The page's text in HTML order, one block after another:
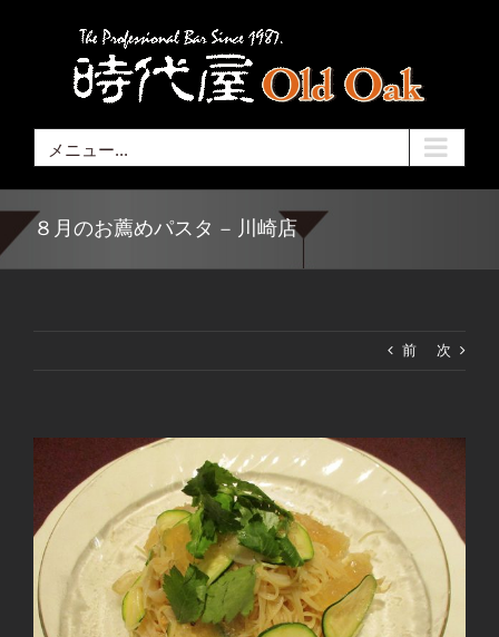
メニュー...
８月のお薦めパスタ – 川崎店
前 次
Image